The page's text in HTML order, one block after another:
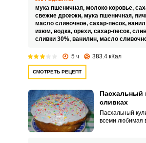
кулич
сладким, имеет
воздушный
не рассыпается
мука пшеничная, молоко коровье,
свежие дрожжи, мука пшеничная,
масло сливочное, сахар-песок,
изюм, водка, орехи, сахар-песок,
сливки 30%, ванилин, масло
5 ч 383.4 кКал
СМОТРЕТЬ РЕЦЕПТ
Пасхальный
сливках
Пасхальный
всеми любимая